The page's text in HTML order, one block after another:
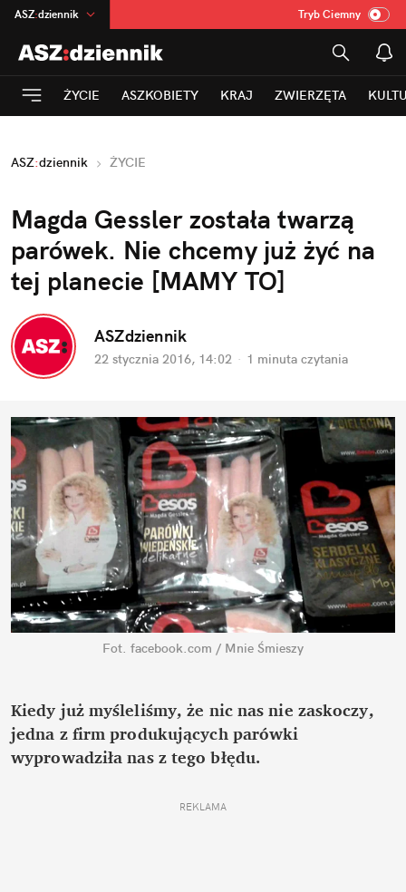
ASZ:dziennik
na:Temat
INN:Poland
mama
Rozrywka
Tryb Ciemny
ŻYCIE ASZKOBIETY KRAJ ZWIERZĘTA
ASZ:dziennik ŻYCIE
Magda Gessler została twarzą
parówek. Nie chcemy już żyć na
tej planecie [MAMY TO]
ASZdziennik
22 stycznia 2016, 14:02 · 1 minuta czytania
Fot. facebook.com / Mnie Śmieszy
Kiedy już myśleliśmy, że nic nas nie zaskoczy,
jedna z firm produkujących parówki
wyprowadziła nas z tego błędu.
REKLAMA